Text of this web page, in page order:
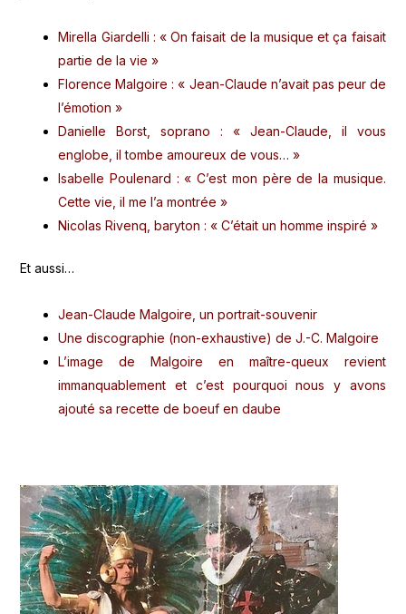
Mirella Giardelli : « On faisait de la musique et ça faisait
partie de la vie »
Florence Malgoire : « Jean-Claude n’avait pas peur de
l’émotion »
Danielle Borst, soprano : « Jean-Claude, il vous
englobe, il tombe amoureux de vous… »
Isabelle Poulenard : « C’est mon père de la musique.
Cette vie, il me l’a montrée »
Nicolas Rivenq, baryton : « C’était un homme inspiré »
Et aussi…
Jean-Claude Malgoire, un portrait-souvenir
Une discographie (non-exhaustive) de J.-C. Malgoire
L’image de Malgoire en maître-queux revient
immanquablement et c’est pourquoi nous y avons
ajoutésa recette de boeuf en daube